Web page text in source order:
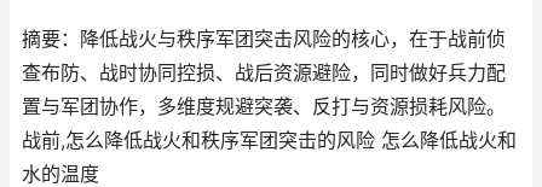
摘要：降低战火与秩序军团突击风险的核心，在于战前侦
查布防、战时协同控损、战后资源避险，同时做好兵力配
置与军团协作，多维度规避突袭、反打与资源损耗风险。
战前,怎么降低战火和秩序军团突击的风险 怎么降低战火和
水的温度